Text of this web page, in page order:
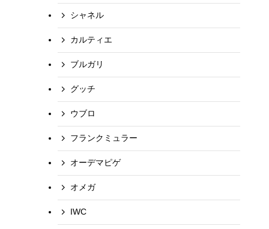
シャネル
カルティエ
ブルガリ
グッチ
ウブロ
フランクミュラー
オーデマピゲ
オメガ
IWC